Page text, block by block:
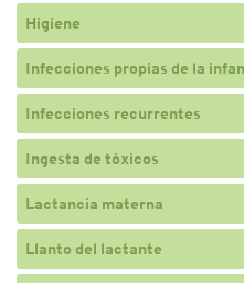
Higiene
Infecciones propias de la
Infecciones recurrentes
Ingesta de tóxicos
Lactancia materna
Llanto del lactante